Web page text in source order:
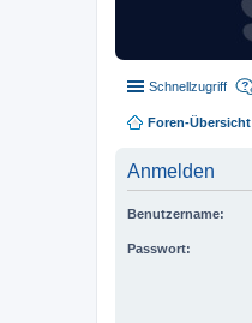
Schnellzugriff
Foren-Übersicht
Anmelden
Benutzername:
Passwort: